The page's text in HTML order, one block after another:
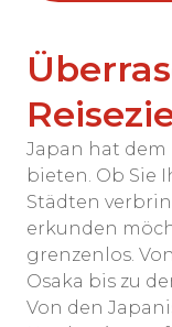
Japan hat dem
bieten. Ob Sie
Städten
erkunden
grenzenlos.
Osaka bis zu
Von den